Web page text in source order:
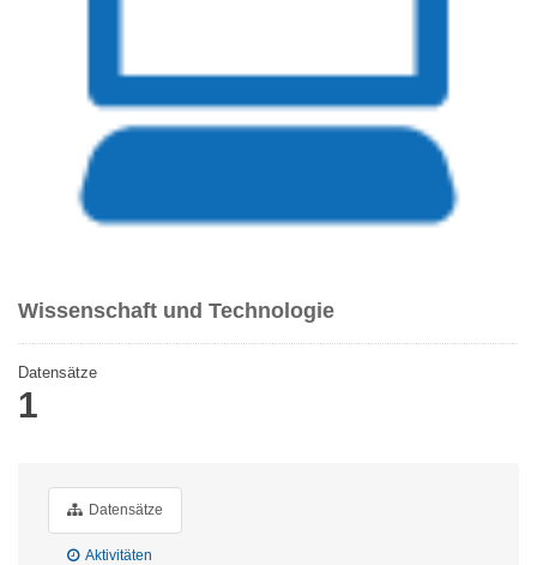
Wissenschaft und Technologie
Datensätze
1
Datensätze
Aktivitäten